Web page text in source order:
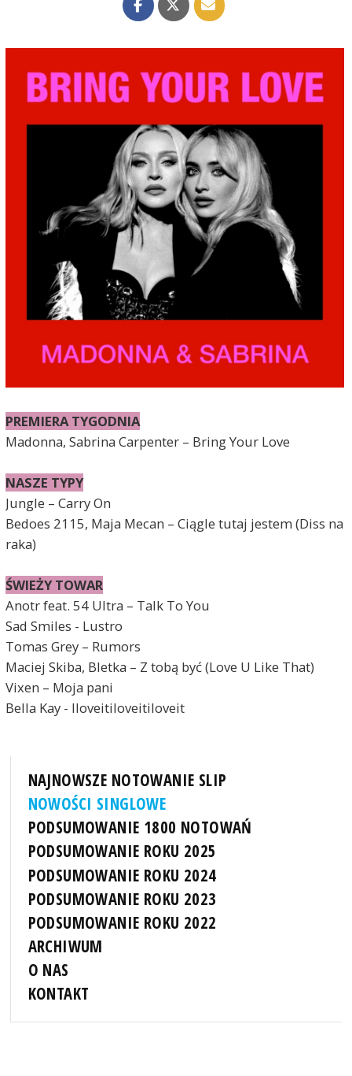
PREMIERA TYGODNIA
Madonna, Sabrina Carpenter – Bring Your Love
NASZE TYPY
Jungle – Carry On
Bedoes 2115, Maja Mecan – Ciągle tutaj jestem (Diss na
raka)
ŚWIEŻY TOWAR
Anotr feat. 54 Ultra – Talk To You
Sad Smiles - Lustro
Tomas Grey – Rumors
Maciej Skiba, Bletka – Z tobą być (Love U Like That)
Vixen – Moja pani
Bella Kay - Iloveitiloveitiloveit
NAJNOWSZE NOTOWANIE SLIP
NOWOŚCI SINGLOWE
PODSUMOWANIE 1800 NOTOWAŃ
PODSUMOWANIE ROKU 2025
PODSUMOWANIE ROKU 2024
PODSUMOWANIE ROKU 2023
PODSUMOWANIE ROKU 2022
ARCHIWUM
O NAS
KONTAKT